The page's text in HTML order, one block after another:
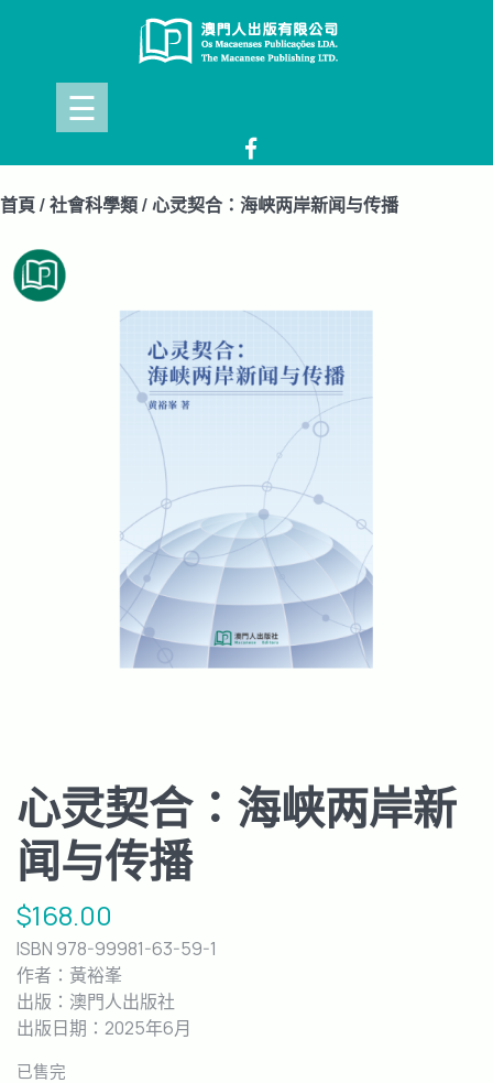
☰
首頁/社會科學類/ 心灵契合：海峡两岸新闻与传播
心灵契合：海峡两岸新
闻与传播
$168.00
ISBN 978-99981-63-59-1
作者：黃裕峯
出版：澳門人出版社
出版日期：2025年6月
已售完